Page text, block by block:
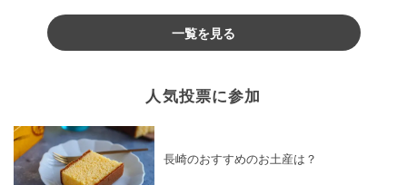
一覧を見る
人気投票に参加
長崎のおすすめのお土産は？